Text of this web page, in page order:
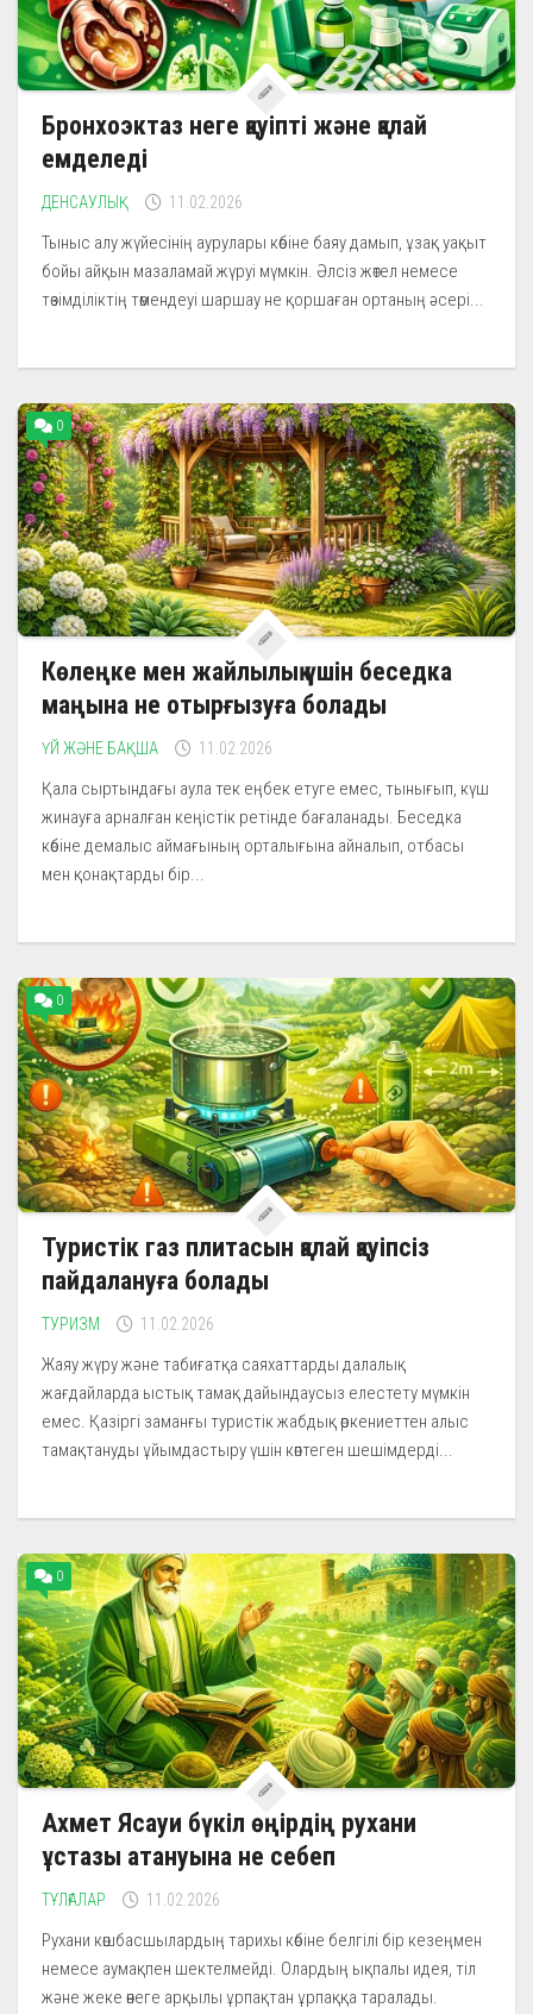
Бронхоэктаз неге қауіпті және қалай
емделеді
ДЕНСАУЛЫҚ 11.02.2026
Тыныс алу жүйесінің аурулары көбіне баяу дамып, ұзақ уақыт
бойы айқын мазаламай жүруі мүмкін. Әлсіз жөтел немесе
төзімділіктің төмендеуі шаршау не қоршаған ортаның әсері...
0
Көлеңке мен жайлылық үшін беседка
маңына не отырғызуға болады
ҮЙ ЖӘНЕ БАҚША 11.02.2026
Қала сыртындағы аула тек еңбек етуге емес, тынығып, күш
жинауға арналған кеңістік ретінде бағаланады. Беседка
көбіне демалыс аймағының орталығына айналып, отбасы
мен қонақтарды бір...
0
Туристік газ плитасын қалай қауіпсіз
пайдалануға болады
ТУРИЗМ 11.02.2026
Жаяу жүру және табиғатқа саяхаттарды далалық
жағдайларда ыстық тамақ дайындаусыз елестету мүмкін
емес. Қазіргі заманғы туристік жабдық өркениеттен алыс
тамақтануды ұйымдастыру үшін көптеген шешімдерді...
0
Ахмет Ясауи бүкіл өңірдің рухани
ұстазы атануына не себеп
ТҰЛҒАЛАР 11.02.2026
Рухани көшбасшылардың тарихы көбіне белгілі бір кезеңмен
немесе аумақпен шектелмейді. Олардың ықпалы идея, тіл
және жеке өнеге арқылы ұрпақтан ұрпаққа таралады.